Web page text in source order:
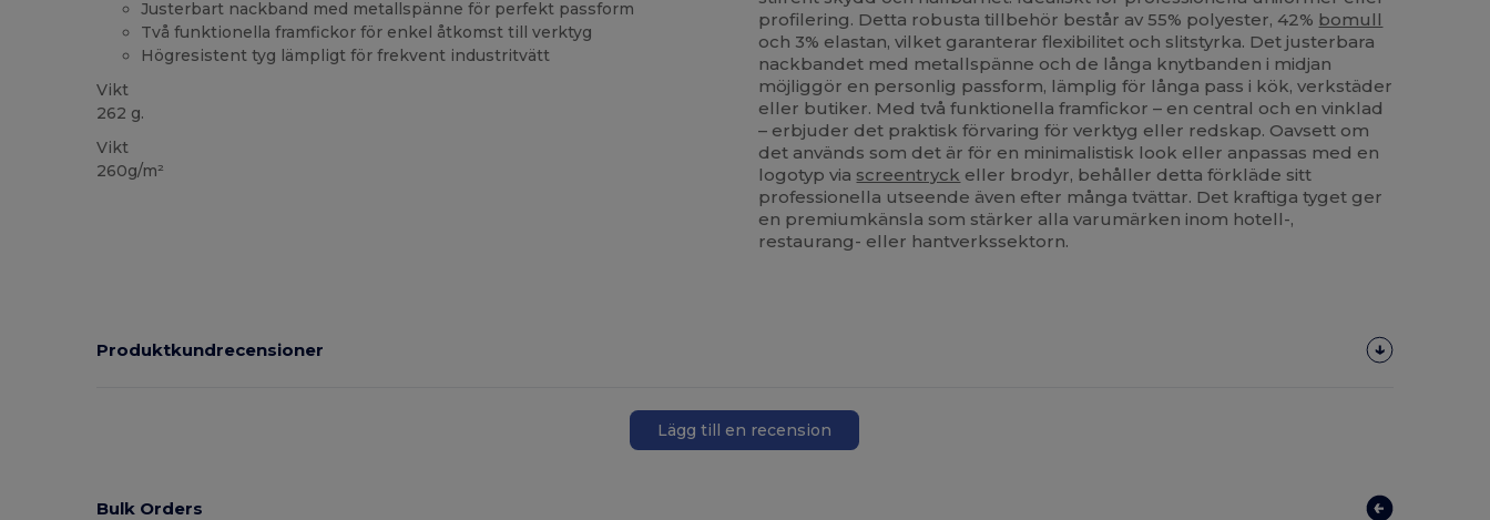
Justerbart nackband med metallspänne för perfekt passform
Två funktionella framfickor för enkel åtkomst till verktyg
Högresistent tyg lämpligt för frekvent industritvätt
Vikt
262 g.
Vikt
260g/m²
profilering. Detta robusta tillbehör består av 55% polyester, 42% bomull
och 3% elastan, vilket garanterar flexibilitet och slitstyrka. Det justerbara
nackbandet med metallspänne och de långa knytbanden i midjan
möjliggör en personlig passform, lämplig för långa pass i kök, verkstäder
eller butiker. Med två funktionella framfickor – en central och en vinklad
– erbjuder det praktisk förvaring för verktyg eller redskap. Oavsett om
det används som det är för en minimalistisk look eller anpassas med en
logotyp via screentryck eller brodyr, behåller detta förkläde sitt
professionella utseende även efter många tvättar. Det kraftiga tyget ger
en premiumkänsla som stärker alla varumärken inom hotell-,
restaurang- eller hantverkssektorn.
Produktkundrecensioner
Lägg till en recension
Bulk Orders